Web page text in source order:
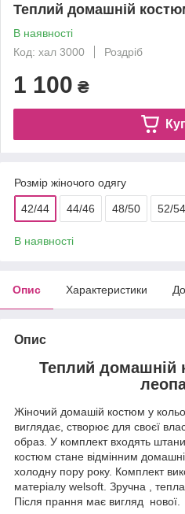
Теплий домашній
В наявності
Код: хал 3000
Роздріб
1 100 ₴
Розмір жіночого одягу
42/44 44/46 48/50 52/54
В наявності
Опис Характеристики
Опис
Теплий домашній
Жіночий домашій костюм у
виглядає, створює для своєї
образ. У комплект входять
костюм стане відмінним
холодну пору року. Комплект
матеріалу welsoft. Зручна ,
Після прання має вигляд нової.